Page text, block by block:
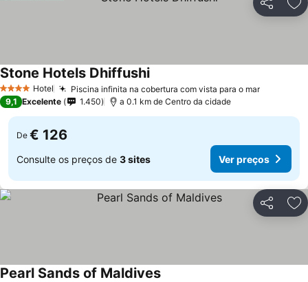
Partilhar
4 EstrelasHotel Piscina infinita na cobertura com vista para o mar
Stone Hotels Dhiffushi
9,1 Excelente 1.450 a 0.1 km de Centro da cidade
De € 126
Consulte os preços de 3 sites Ver preços
Partilhar
Pearl Sands of Maldives